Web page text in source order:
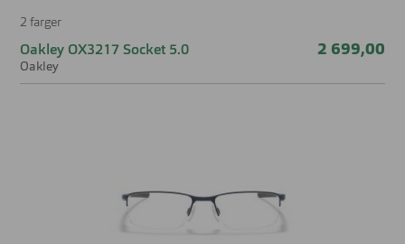
2 farger
Oakley OX3217 Socket 5.0
Oakley
2 699,00